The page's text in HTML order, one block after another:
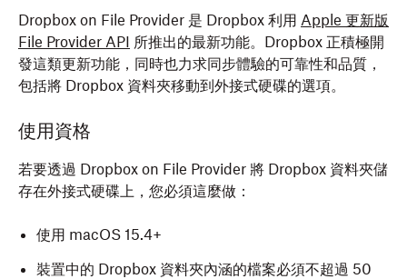
Dropbox on File Provider 是 Dropbox 利用 Apple 更新版
File Provider API 所推出的最新功能。Dropbox 正積極開
發這類更新功能，同時也力求同步體驗的可靠性和品質，
包括將 Dropbox 資料夾移動到外接式硬碟的選項。
使用資格
若要透過 Dropbox on File Provider 將 Dropbox 資料夾儲
存在外接式硬碟上，您必須這麼做：
使用 macOS 15.4+
裝置中的 Dropbox 資料夾內涵的檔案必須不超過 50